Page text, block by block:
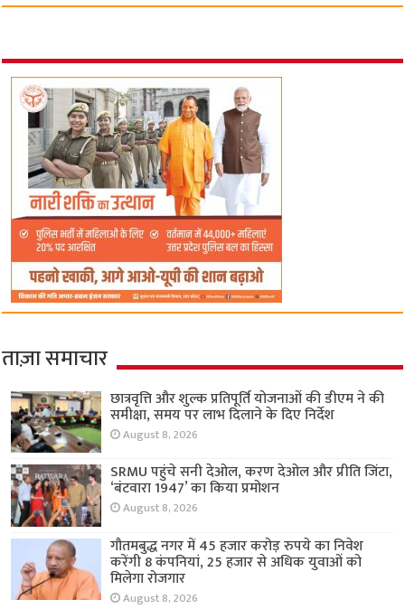
ताज़ा समाचार
छात्रवृत्ति और शुल्क प्रतिपूर्ति योजनाओं की डीएम ने की
समीक्षा, समय पर लाभ दिलाने के दिए निर्देश
August 8, 2026
SRMU पहुंचे सनी देओल, करण देओल और प्रीति जिंटा,
‘बंटवारा 1947’ का किया प्रमोशन
August 8, 2026
गौतमबुद्ध नगर में 45 हजार करोड़ रुपये का निवेश
करेंगी 8 कंपनियां, 25 हजार से अधिक युवाओं को
मिलेगा रोजगार
August 8, 2026